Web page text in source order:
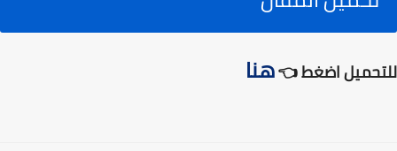
للتحميل اضغط 👈هنا